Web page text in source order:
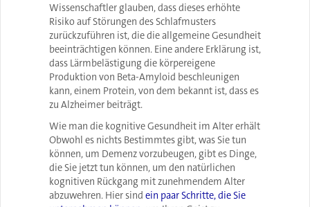
Wissenschaftler glauben, dass dieses erhöhte
Risiko auf Störungen des Schlafmusters
zurückzuführen ist, die die allgemeine Gesundheit
beeinträchtigen können. Eine andere Erklärung ist,
dass Lärmbelästigung die körpereigene
Produktion von Beta-Amyloid beschleunigen
kann, einem Protein, von dem bekannt ist, dass es
zu Alzheimer beiträgt.
Wie man die kognitive Gesundheit im Alter erhält
Obwohl es nichts Bestimmtes gibt, was Sie tun
können, um Demenz vorzubeugen, gibt es Dinge,
die Sie jetzt tun können, um den natürlichen
kognitiven Rückgang mit zunehmendem Alter
abzuwehren. Hier sind ein paar Schritte, die Sie